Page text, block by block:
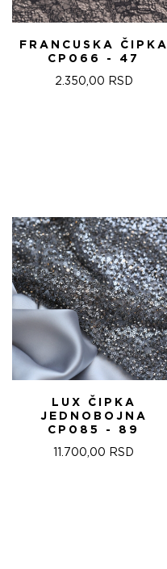
FRANCUSKA ČIPKA
CP066 - 47
2.350,00 RSD
LUX ČIPKA
JEDNOBOJNA
CP085 - 89
11.700,00 RSD